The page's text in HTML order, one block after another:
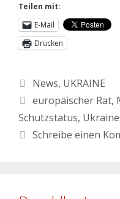
Teilen mit:
E-Mail
Drucken
News, UKRAINE
europäischer Rat,
Schutzstatus, Ukraine
Schreibe einen